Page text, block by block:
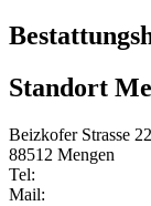
Standort
Beizkofer Strasse 22
88512 Mengen
Tel:
Mail: